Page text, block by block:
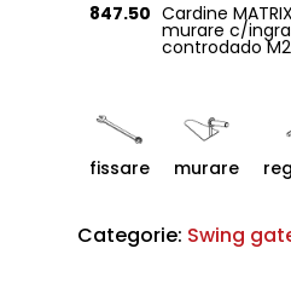
847.50 Cardine
murare c/
controdado
fissare murare
Categorie: Swing